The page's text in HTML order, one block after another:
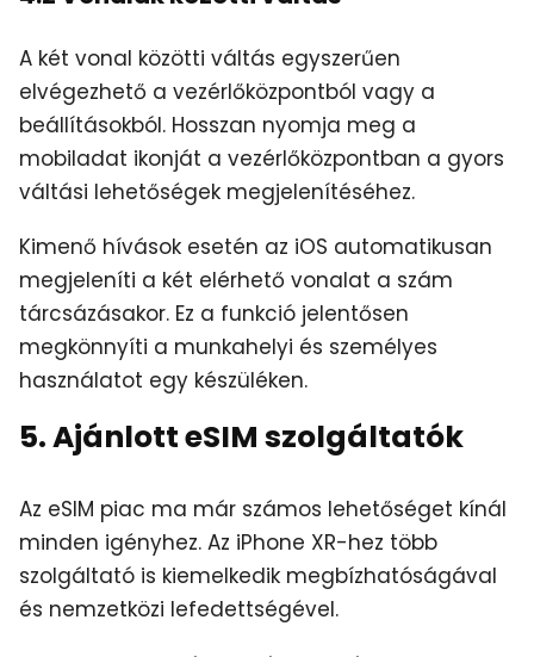
A két vonal közötti váltás egyszerűen
elvégezhető a vezérlőközpontból vagy a
beállításokból. Hosszan nyomja meg a
mobiladat ikonját a vezérlőközpontban a gyors
váltási lehetőségek megjelenítéséhez.
Kimenő hívások esetén az iOS automatikusan
megjeleníti a két elérhető vonalat a szám
tárcsázásakor. Ez a funkció jelentősen
megkönnyíti a munkahelyi és személyes
használatot egy készüléken.
5. Ajánlott eSIM szolgáltatók
Az eSIM piac ma már számos lehetőséget kínál
minden igényhez. Az iPhone XR-hez több
szolgáltató is kiemelkedik megbízhatóságával
és nemzetközi lefedettségével.